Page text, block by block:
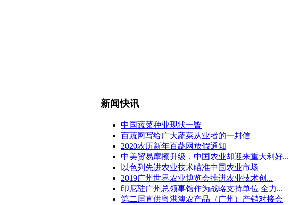
新闻快讯
中国蔬菜种业现状一瞥
百蔬网写给广大蔬菜从业者的一封信
2020农历新年百蔬网放假通知
中美贸易摩擦升级，中国农业却迎来重大利好...
以色列先进农业技术瞄准中国农业市场
2019广州世界农业博览会推进农业技术创...
印尼驻广州总领事馆作为战略支持单位 全力...
第二届直供粤港澳农产品（广州）产销对接会